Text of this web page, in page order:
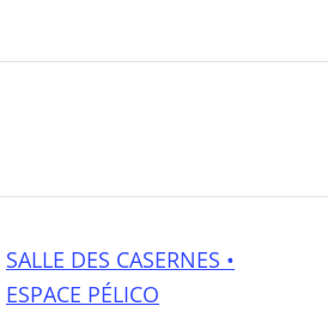
SALLE DES CASERNES •
ESPACE PÉLICO